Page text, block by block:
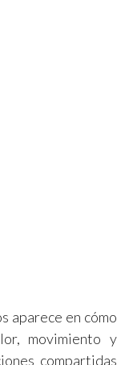
aparece en cómo
movimiento y
compartidas